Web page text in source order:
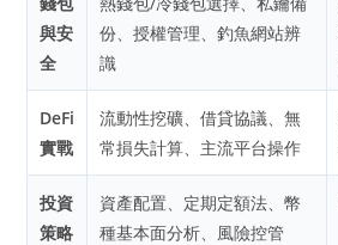
與安
全
份、授權管理、釣魚網站辨
識
DeFi
實戰
流動性挖礦、借貸協議、無
常損失計算、主流平台操作
投資
策略
資產配置、定期定額法、幣
種基本面分析、風險控管